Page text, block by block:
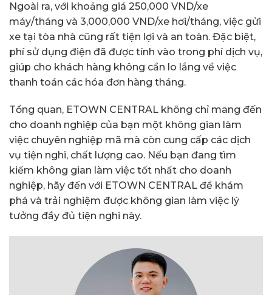
Ngoài ra, với khoảng giá 250,000 VND/xe
máy/tháng và 3,000,000 VND/xe hơi/tháng, việc gửi
xe tại tòa nhà cũng rất tiện lợi và an toàn. Đặc biệt,
phí sử dụng điện đã được tính vào trong phí dịch vụ,
giúp cho khách hàng không cần lo lắng về việc
thanh toán các hóa đơn hàng tháng.
Tổng quan, ETOWN CENTRAL không chỉ mang đến
cho doanh nghiệp của bạn một không gian làm
việc chuyên nghiệp mã mà còn cung cấp các dịch
vụ tiện nghi, chất lượng cao. Nếu bạn đang tìm
kiếm không gian làm việc tốt nhất cho doanh
nghiệp, hãy đến với ETOWN CENTRAL để khám
phá và trải nghiệm được không gian làm việc lý
tưởng đầy đủ tiện nghi này.